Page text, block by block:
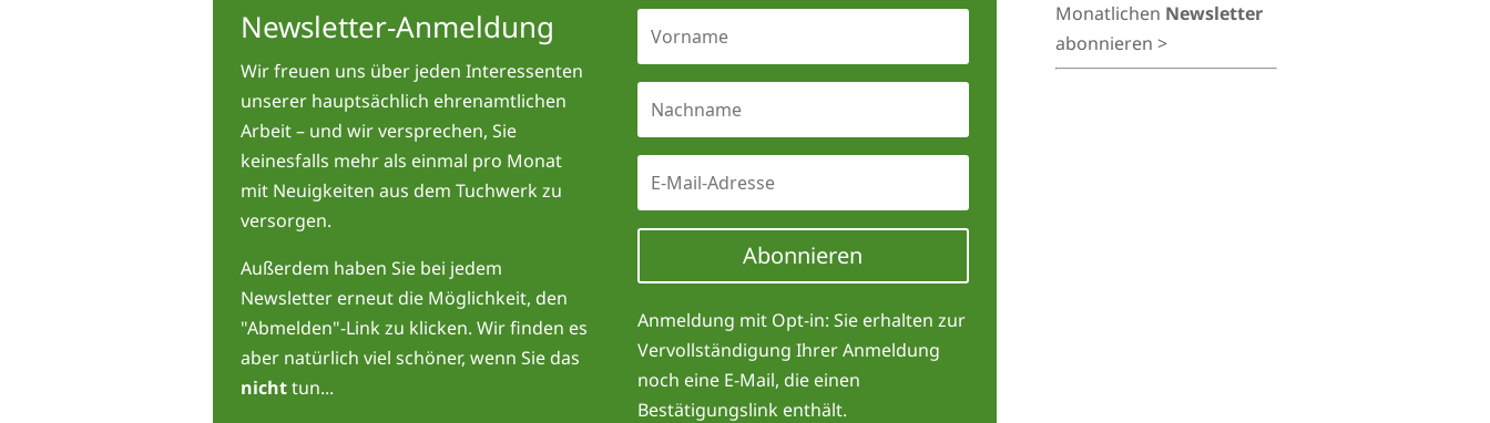
Newsletter-Anmeldung
Wir freuen uns über jeden Interessenten
unserer hauptsächlich ehrenamtlichen
Arbeit – und wir versprechen, Sie
keinesfalls mehr als einmal pro Monat
mit Neuigkeiten aus dem Tuchwerk zu
versorgen.
Außerdem haben Sie bei jedem
Newsletter erneut die Möglichkeit, den
"Abmelden"-Link zu klicken. Wir finden es
aber natürlich viel schöner, wenn Sie das
nichttun...
Abonnieren
Anmeldung mit Opt-in: Sie erhalten zur
Vervollständigung Ihrer Anmeldung
noch eine E-Mail, die einen
Bestätigungslink enthält.
Monatlichen Newsletter
abonnieren >